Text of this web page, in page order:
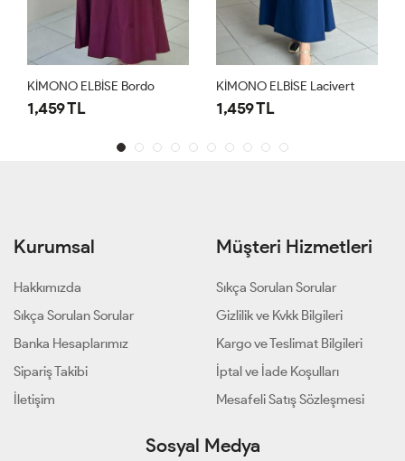
KİMONO ELBİSE Bordo
1,459 TL
KİMONO ELBİSE Lacivert
1,459 TL
Kurumsal
Hakkımızda
Sıkça Sorulan Sorular
Banka Hesaplarımız
Sipariş Takibi
İletişim
Müşteri Hizmetleri
Sıkça Sorulan Sorular
Gizlilik ve Kvkk Bilgileri
Kargo ve Teslimat Bilgileri
İptal ve İade Koşulları
Mesafeli Satış Sözleşmesi
Sosyal Medya